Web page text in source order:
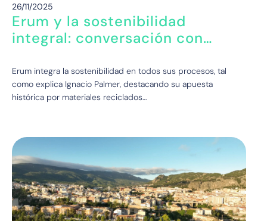
26/11/2025
Erum y la sostenibilidad
integral: conversación con
Erum integra la sostenibilidad en todos sus procesos, tal
como explica Ignacio Palmer, destacando su apuesta
histórica por materiales reciclados…